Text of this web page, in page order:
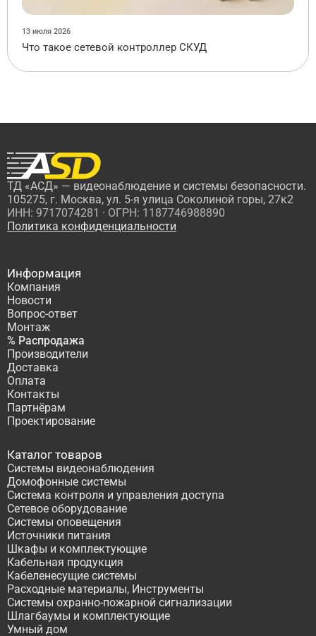
13 июля 2026
Что такое сетевой контроллер СКУД
ТД «АСД» — видеонаблюдение и системы безопасности.
105275, г. Москва, ул. 5-я улица Соколиной горы, 27к2
ИНН: 9717074281 · ОГРН: 1187746988890
Политика конфиденциальности
Информация
Компания
Новости
Вопрос-ответ
Монтаж
% Распродажа
Производители
Доставка
Оплата
Контакты
Партнёрам
Проектирование
Каталог товаров
Системы видеонаблюдения
Домофонные системы
Система контроля и управления доступа
Сетевое оборудование
Системы оповещения
Источники питания
Шкафы и комплектующие
Кабельная продукция
Кабеленесущие системы
Расходные материалы, Инструменты
Системы охранно-пожарной сигнализации
Шлагбаумы и комплектующие
Умный дом